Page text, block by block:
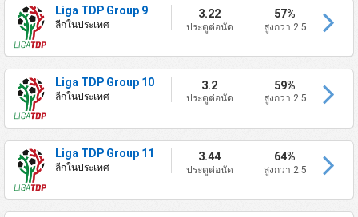
Liga TDP Group 9
ลีกในประเทศ
3.22
ประตูต่อนัด
57%
สูงกว่า 2.5
Liga TDP Group 10
ลีกในประเทศ
3.2
ประตูต่อนัด
59%
สูงกว่า 2.5
Liga TDP Group 11
ลีกในประเทศ
3.44
ประตูต่อนัด
64%
สูงกว่า 2.5